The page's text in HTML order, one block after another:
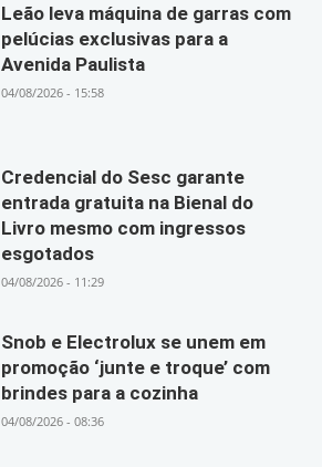
Leão leva máquina de garras com
pelúcias exclusivas para a
Avenida Paulista
04/08/2026 - 15:58
Credencial do Sesc garante
entrada gratuita na Bienal do
Livro mesmo com ingressos
esgotados
04/08/2026 - 11:29
Snob e Electrolux se unem em
promoção ‘junte e troque’ com
brindes para a cozinha
04/08/2026 - 08:36